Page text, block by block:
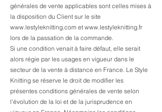
générales de vente applicables sont celles mises à
la disposition du Client sur le site
www.lestyleknitting.com et www.lestyleknitting.fr
lors de la passation de la commande.
Si une condition venait à faire défaut, elle serait
alors régie par les usages en vigueur dans le
secteur de la vente à distance en France. Le Style
Knitting se réserve le droit de modifier les
présentes conditions générales de vente selon
l'évolution de la loi et de la jurisprudence en